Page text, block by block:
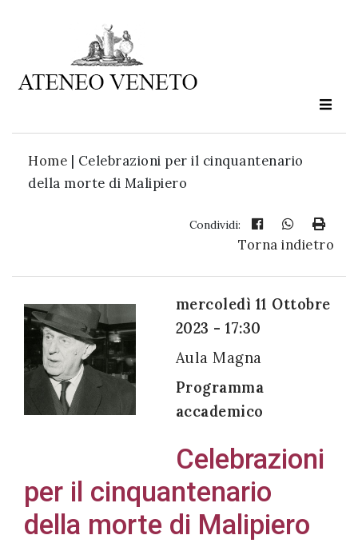
Home | Celebrazioni per il cinquantenario
della morte di Malipiero
Condividi:
Torna indietro
mercoledì 11 Ottobre
2023 - 17:30
Aula Magna
Programma
accademico
Celebrazioni
per il cinquantenario
della morte di Malipiero
Ateneo
è
cultura
miei dati
personali in
accordo